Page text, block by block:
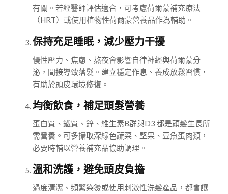
有關。若經醫師評估適合，可考慮荷爾蒙補充療法
（HRT）或使用植物性荷爾蒙營養品作為輔助。
保持充足睡眠，減少壓力干擾
慢性壓力、焦慮、熬夜會影響自律神經與荷爾蒙分
泌，間接導致落髮。建立穩定作息、養成放鬆習慣，
有助於頭皮環境修復。
均衡飲食，補足頭髮營養
蛋白質、鐵質、鋅、維生素B群與D3 都是頭髮生長所
需營養。可多攝取深綠色蔬菜、堅果、豆魚蛋肉類，
必要時輔以營養補充品協助調理。
溫和洗護，避免頭皮負擔
過度清潔、頻繁染燙或使用刺激性洗髮產品，都會讓